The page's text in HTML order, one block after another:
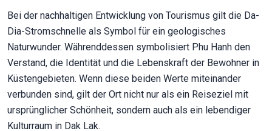
Bei der nachhaltigen Entwicklung von Tourismus gilt die Da-
Dia-Stromschnelle als Symbol für ein geologisches
Naturwunder. Währenddessen symbolisiert Phu Hanh den
Verstand, die Identität und die Lebenskraft der Bewohner in
Küstengebieten. Wenn diese beiden Werte miteinander
verbunden sind, gilt der Ort nicht nur als ein Reiseziel mit
ursprünglicher Schönheit, sondern auch als ein lebendiger
Kulturraum in Dak Lak.